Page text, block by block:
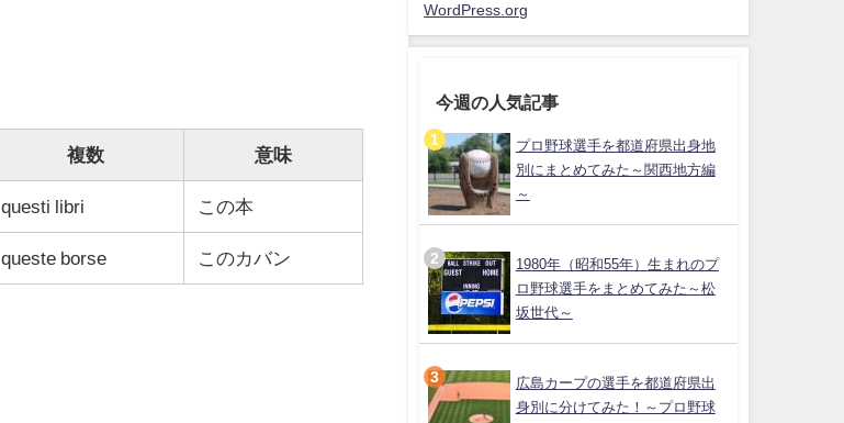
複数 意味
questi libri この本
queste borse このカバン
WordPress.org
今週の人気記事
プロ野球選手を都道府県出身地
別にまとめてみた～関西地方編
～
1980年（昭和55年）生まれのプ
ロ野球選手をまとめてみた～松
坂世代～
広島カープの選手を都道府県出
身別に分けてみた！～プロ野球